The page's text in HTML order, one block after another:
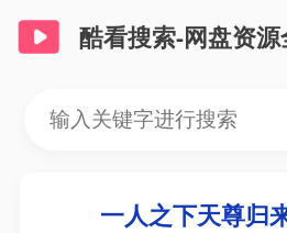
酷看搜索-网盘资源
一人之下天尊归